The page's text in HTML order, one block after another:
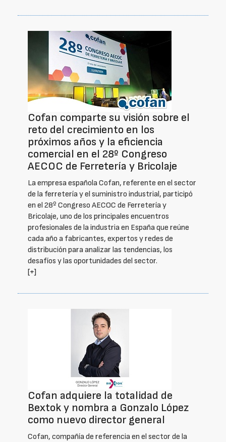
Cofan comparte su visión sobre el
reto del crecimiento en los
próximos años y la eficiencia
comercial en el 28º Congreso
AECOC de Ferretería y Bricolaje
La empresa española Cofan, referente en el sector
de la ferretería y el suministro industrial, participó
en el 28º Congreso AECOC de Ferretería y
Bricolaje, uno de los principales encuentros
profesionales de la industria en España que reúne
cada año a fabricantes, expertos y redes de
distribución para analizar las tendencias, los
desafíos y las oportunidades del sector.
[+]
Cofan adquiere la totalidad de
Bextok y nombra a Gonzalo López
como nuevo director general
Cofan, compañía de referencia en el sector de la